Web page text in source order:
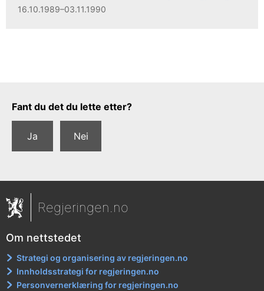
16.10.1989–03.11.1990
Tilbakemeldingsskjema
Fant du det du lette etter?
Ja Nei
Regjeringen.no
Om nettstedet
Strategi og organisering av regjeringen.no
Innholdsstrategi for regjeringen.no
Personvernerklæring for regjeringen.no